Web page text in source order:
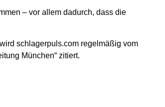
– vor allem dadurch, dass die
schlagerpuls.com regelmäßig vom
München“ zitiert.